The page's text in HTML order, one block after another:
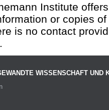
Institute
or copies
is no contact
WISSENSCHAFT UND